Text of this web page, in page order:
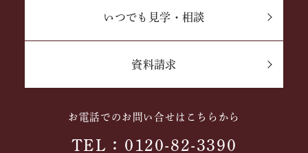
いつでも見学・相談
資料請求
お電話でのお問い合せはこちらから
TEL：0120-82-3390